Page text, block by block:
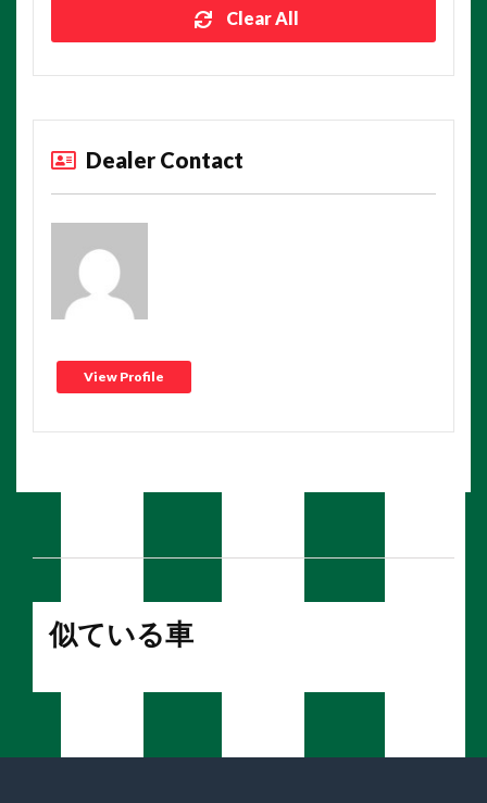
Clear All
Dealer Contact
View Profile
似ている車